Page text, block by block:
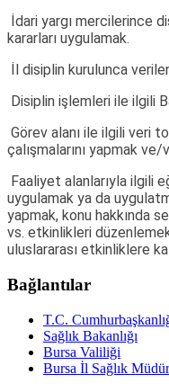
İdari yargı mercilerince
kararları uygulamak.
İl disiplin kurulunca
Disiplin işlemleri ile ilgili
Görev alanı ile ilgili veri
çalışmalarını yapmak ve/
Faaliyet alanlarıyla ilgili
uygulamak ya da
yapmak, konu hakkında
vs. etkinlikleri
uluslararası etkinliklere
Bağlantılar
T.C.
Sağlık Bakanlığı
Bursa Valiliği
Bursa İl Sağlık